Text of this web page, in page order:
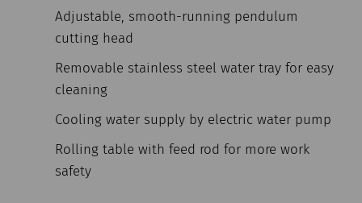
Adjustable, smooth-running pendulum
cutting head
Removable stainless steel water tray for easy
cleaning
Cooling water supply by electric water pump
Rolling table with feed rod for more work
safety